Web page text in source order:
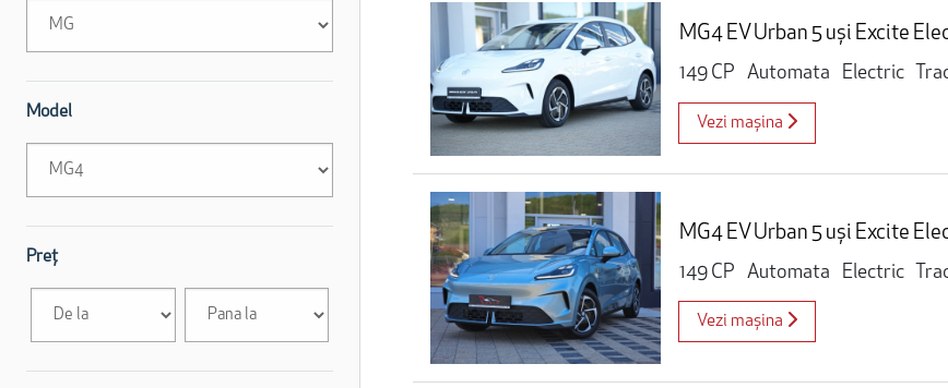
Model
Preț
MG4 EV Urban 5 uși Excite
149 CP
Automata Electric
Vezi mașina
MG4 EV Urban 5 uși Excite
149 CP
Automata Electric
Vezi mașina